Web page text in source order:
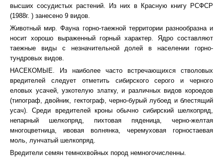
высших сосудистых растений. Из них в Красную книгу РСФСР
(1988г. ) занесено 9 видов.
Животный мир. Фауна горно-таежной территории разнообразна и
носит хорошо выраженный горный характер. Ядро составляют
таежные виды с незначительной долей в населении горно-
тундровых видов.
НАСЕКОМЫЕ. Из наиболее часто встречающихся стволовых
вредителей следует отметить сибирского серого и черного
еловых усачей, узкотелую златку, и различных видов короедов
(типограф, двойник, гектограф, черно-бурый лубоед и блестящий
усач). Среди вредителей кроны обычно сибирский шелкопряд,
непарный шелкопряд, пихтовая пяденица, черно-желтая
многоцветница, ивовая волнянка, черемуховая горностаевая
моль, лунчатый шелкопряд.
Вредители семян темнохвойных пород немногочисленны.